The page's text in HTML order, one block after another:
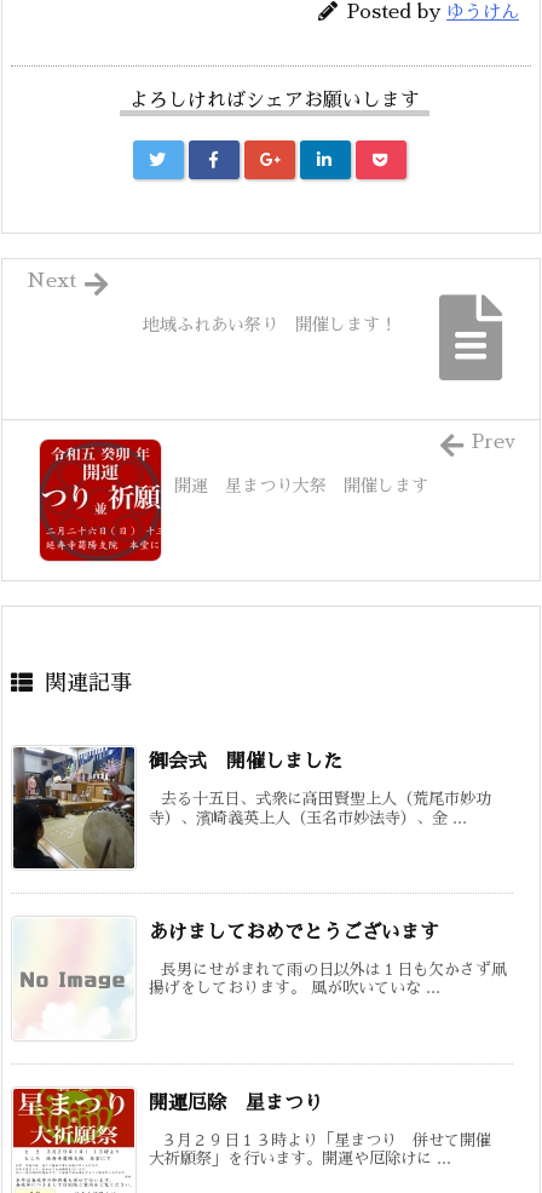
Posted by ゆうけん
よろしければシェアお願いします
地域ふれあい祭り 開催します！
Next
開運 星まつり大祭 開催します
Prev
関連記事
御会式 開催しました
去る十五日、式衆に高田賢聖上人（荒尾市妙功
寺）、濱崎義英上人（玉名市妙法寺）、金 ...
あけましておめでとうございます
長男にせがまれて雨の日以外は１日も欠かさず凧
揚げをしております。 風が吹いていな ...
開運厄除 星まつり
３月２９日１３時より「星まつり 併せて開催
大祈願祭」を行います。開運や厄除けに ...